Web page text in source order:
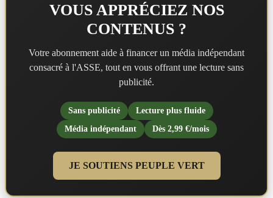
VOUS APPRÉCIEZ NOS
CONTENUS ?
Votre abonnement aide à financer un média indépendant
consacré à l'ASSE, tout en vous offrant une lecture sans
publicité.
Sans publicité
Lecture plus fluide
Média indépendant
Dès 2,99 €/mois
JE SOUTIENS PEUPLE VERT